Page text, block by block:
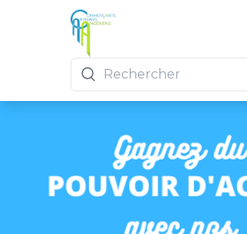
Nous rejoindre